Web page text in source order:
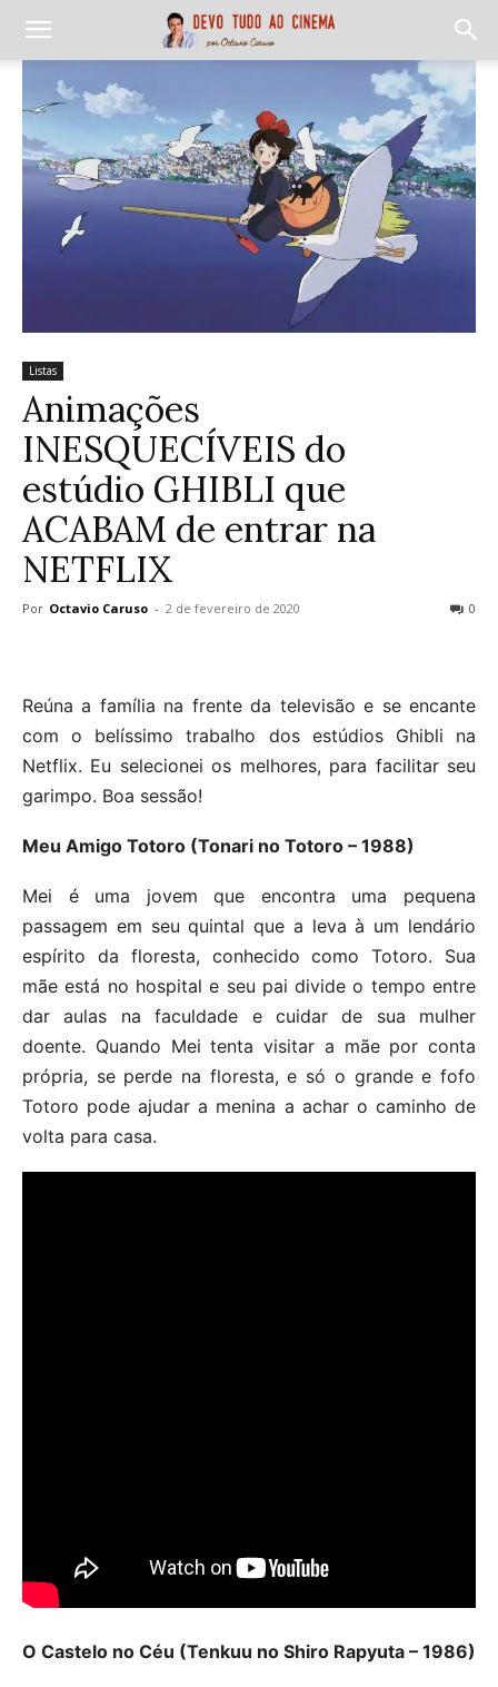
Listas
Animações
INESQUECÍVEIS do
estúdio GHIBLI que
ACABAM de entrar na
NETFLIX
Por Octavio Caruso - 2 de fevereiro de 2020 0
Reúna a família na frente da televisão e se encante
com o belíssimo trabalho dos estúdios Ghibli na
Netflix. Eu selecionei os melhores, para facilitar seu
garimpo. Boa sessão!
Meu Amigo Totoro (Tonari no Totoro – 1988)
Mei é uma jovem que encontra uma pequena
passagem em seu quintal que a leva à um lendário
espírito da floresta, conhecido como Totoro. Sua
mãe está no hospital e seu pai divide o tempo entre
dar aulas na faculdade e cuidar de sua mulher
doente. Quando Mei tenta visitar a mãe por conta
própria, se perde na floresta, e só o grande e fofo
Totoro pode ajudar a menina a achar o caminho de
volta para casa.
O Castelo no Céu (Tenkuu no Shiro Rapyuta – 1986)